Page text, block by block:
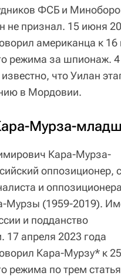
ФСБ и
не признал. 15 июня
американца к 16
режима за шпионаж. 4
что Уилан
в Мордовии.
Мурза-
Кара-Мурза-
оппозиционер,
и оппозиционера
Мурзы (1959-2019).
и подданство
17 апреля 2023 года
Кара-Мурзу* к
режима по трем